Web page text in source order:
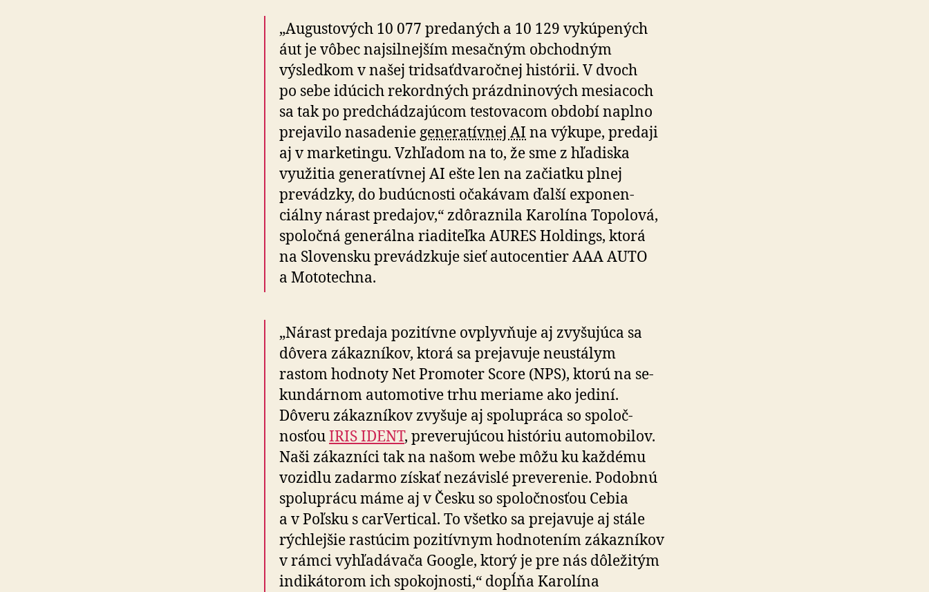
„Augustových 10 077 predaných a 10 129 vykúpených
áut je vôbec naj­sil­nej­ším mesačným obchodným
výsledkom v našej tridsať­dva­ročnej histórii. V dvoch
po sebe idúcich rekordných prázdninových mesiacoch
sa tak po pred­chá­dza­jú­com testo­va­com období naplno
prejavilo nasadenie generatívnej AI na vý­kupe, pre­daji
aj v mar­ke­tingu. Vzhľadom na to, že sme z hľa­diska
využitia generatívnej AI ešte len na za­čiatku plnej
prevádzky, do bu­dúc­nosti očakávam ďalší expo­nen­
ciálny nárast predajov,“ zdô­raz­nila Karolína Topolová,
spo­loč­ná ge­ne­rál­na ria­di­teľ­ka AURES Holdings, ktorá
na Slo­ven­sku pre­vádz­ku­je sieť auto­centier AAA AUTO
a Mo­to­tech­na.
„Nárast predaja pozitívne ovplyvňuje aj zvyšujúca sa
dôvera zákazníkov, ktorá sa prejavuje neustálym
rastom hodnoty Net Promoter Score (NPS), ktorú na se­
kun­dár­nom auto­mo­tive trhu meriame ako jediní.
Dôveru zákazníkov zvyšuje aj spo­lu­práca so spo­loč­
nosťouIRIS IDENT, pre­ve­ru­jú­cou históriu auto­mo­bilov.
Naši zákazníci tak na našom webe môžu ku kaž­dému
vozidlu za­darmo získať ne­zá­vislé preverenie. Podobnú
spo­lu­prácu máme aj v Česku so spo­loč­nosťou Cebia
a v Poľsku s car­Ver­ti­cal. To všetko sa prejavuje aj stále
rýchlejšie rastúcim pozitívnym hodnotením zákazníkov
v rámci vyhľa­dá­vača Google, ktorý je pre nás dôležitým
indi­ká­to­rom ich spo­koj­nosti,“ dopĺňa Karolína